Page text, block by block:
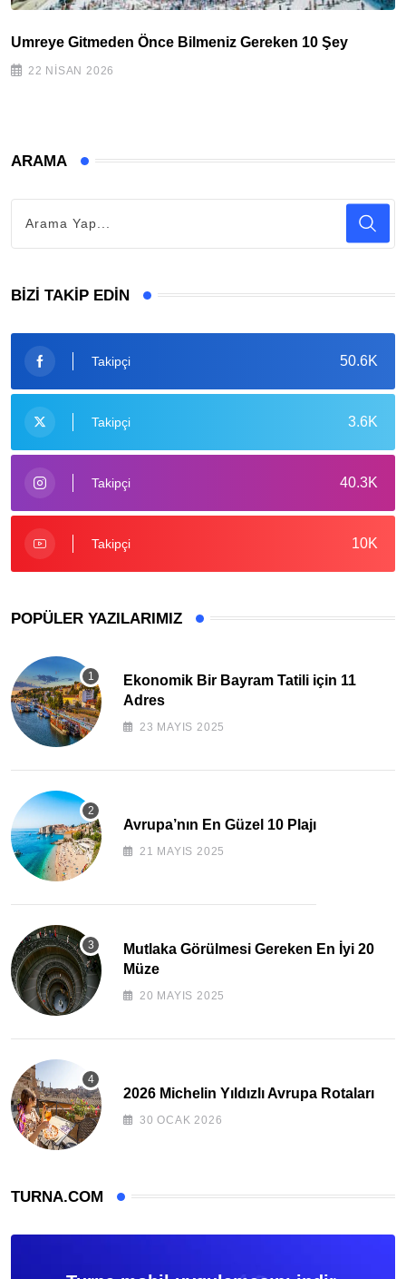
Umreye Gitmeden Önce Bilmeniz Gereken 10 Şey
22 NISAN 2026
ARAMA
BIZI TAKIP EDIN
50.6K
Takipçi
3.6K
Takipçi
40.3K
Takipçi
10K
Takipçi
POPÜLER YAZILARIMIZ
Ekonomik Bir Bayram Tatili için 11
Adres
23 MAYIS 2025
Avrupa’nın En Güzel 10 Plajı
21 MAYIS 2025
Mutlaka Görülmesi Gereken En İyi 20
Müze
20 MAYIS 2025
2026 Michelin Yıldızlı Avrupa Rotaları
30 OCAK 2026
TURNA.COM